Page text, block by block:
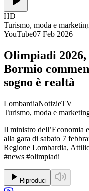
HD
Turismo, moda e
YouTube07 Feb 2026
Olimpiadi
Bormio
sogno è realtà
LombardiaNotizieTV
Turismo, moda e
Il ministro dell’Economia
alla gara di sabato 7
Regione Lombardia,
#news #olimpiadi
Riproduci